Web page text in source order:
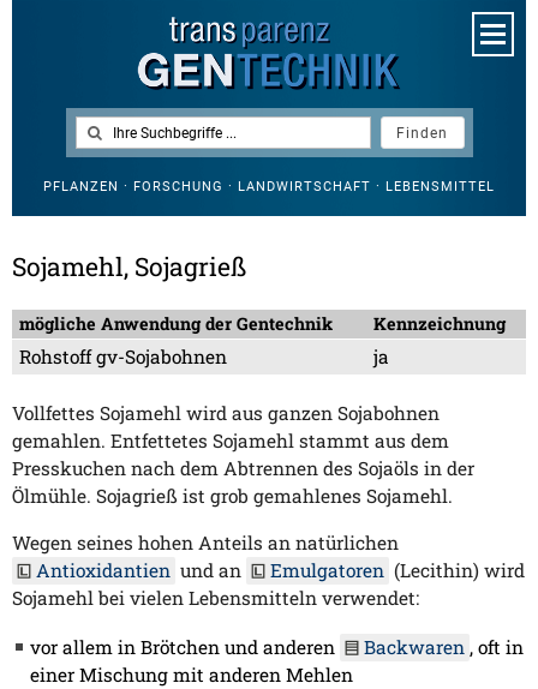
PFLANZEN · FORSCHUNG · LANDWIRTSCHAFT · LEBENSMITTEL
Sojamehl, Sojagrieß
mögliche Anwendung der Gentechnik Kennzeichnung
Rohstoff gv-Sojabohnen ja
Vollfettes Sojamehl wird aus ganzen Sojabohnen
gemahlen. Entfettetes Sojamehl stammt aus dem
Presskuchen nach dem Abtrennen des Sojaöls in der
Ölmühle. Sojagrieß ist grob gemahlenes Sojamehl.
Wegen seines hohen Anteils an natürlichen
Antioxidantien und an Emulgatoren (Lecithin) wird
Sojamehl bei vielen Lebensmitteln verwendet:
vor allem in Brötchen und anderen Backwaren , oft in
einer Mischung mit anderen Mehlen